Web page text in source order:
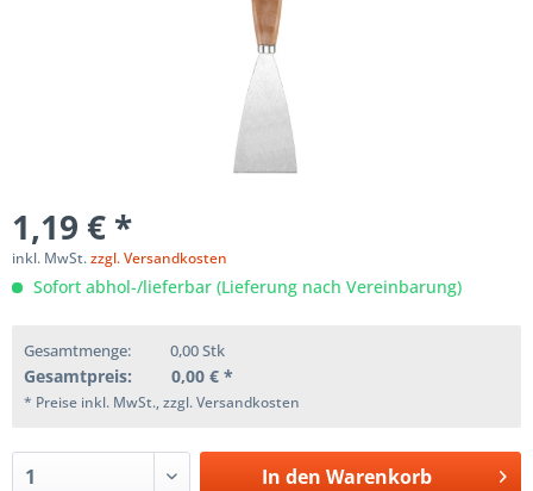
1,19 € *
inkl. MwSt.zzgl. Versandkosten
Sofort abhol-/lieferbar (Lieferung nach Vereinbarung)
Gesamtmenge: 0,00Stk
Gesamtpreis: 0,00 € *
* Preise inkl. MwSt., zzgl. Versandkosten
In den Warenkorb